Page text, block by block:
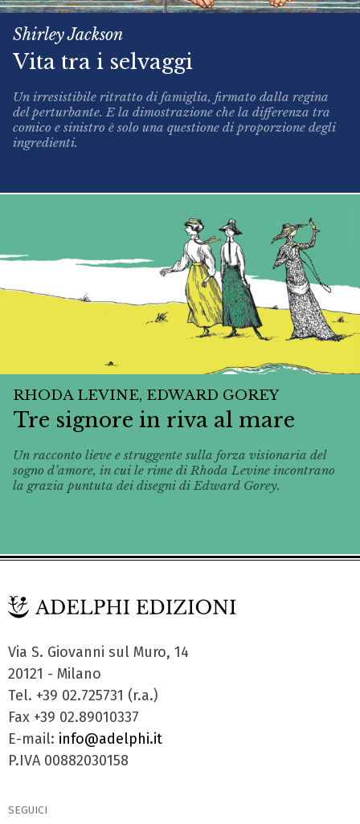
Shirley Jackson
Vita tra i selvaggi
Un irresistibile ritratto di famiglia, firmato dalla regina
del perturbante. E la dimostrazione che la differenza tra
comico e sinistro è solo una questione di proporzione degli
ingredienti.
RHODA LEVINE, EDWARD GOREY
Tre signore in riva al mare
Un racconto lieve e struggente sulla forza visionaria del
sogno d’amore, in cui le rime di Rhoda Levine incontrano
la grazia puntuta dei disegni di Edward Gorey.
Via S. Giovanni sul Muro, 14
20121 - Milano
Tel. +39 02.725731 (r.a.)
Fax +39 02.89010337
E-mail: info@adelphi.it
P.IVA 00882030158
SEGUICI